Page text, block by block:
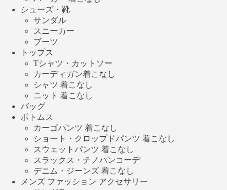
シューズ・靴
サンダル
スニーカー
ブーツ
トップス
Tシャツ・カットソー
カーディガン着こなし
シャツ 着こなし
ニット 着こなし
バッグ
ボトムス
カーゴパンツ 着こなし
ショート・クロップドパンツ 着こなし
スウェットパンツ 着こなし
スラックス・チノパンコーデ
デニム・ジーンズ 着こなし
メンズ ファッション アクセサリー